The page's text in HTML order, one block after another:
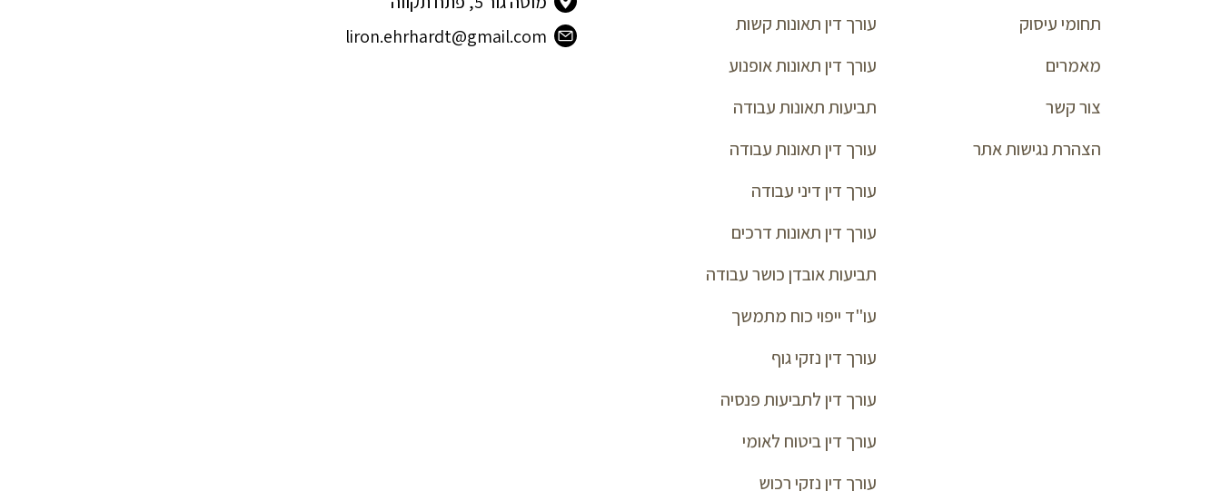
תחומי עיסוק
מאמרים
צור קשר
הצהרת נגישות אתר
עורך דין תאונות קשות
עורך דין תאונות אופנוע
תביעות תאונות עבודה
עורך דין תאונות עבודה
עורך דין דיני עבודה
עורך דין תאונות דרכים
תביעות אובדן כושר עבודה
עו"ד ייפוי כוח מתמשך
עורך דין נזקי גוף
עורך דין לתביעות פנסיה
עורך דין ביטוח לאומי
עורך דין נזקי רכוש
liron.ehrhardt@gmail.com